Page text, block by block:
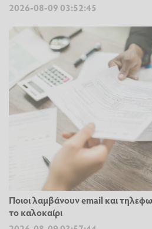
2026-08-09 03:52:45
Ποιοι λαμβάνουν email και
το καλοκαίρι